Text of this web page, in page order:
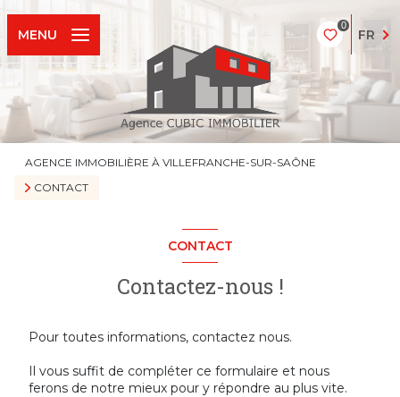
0
FR
MENU
AGENCE IMMOBILIÈRE À VILLEFRANCHE-SUR-SAÔNE
CONTACT
CONTACT
Contactez-nous !
Pour toutes informations, contactez nous.
Il vous suffit de compléter ce formulaire et nous
ferons de notre mieux pour y répondre au plus vite.